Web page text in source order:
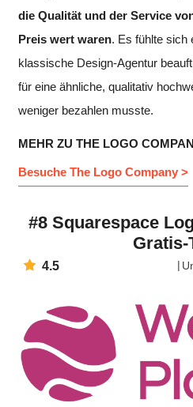
die Qualität und der Service
Preis wert waren. Es fühlte sich
klassische Design-Agentur
für eine ähnliche, qualitativ
weniger bezahlen musste.
MEHR ZU THE LOGO
Besuche The Logo Company >
#8 Squarespace
Gratis-
4.5